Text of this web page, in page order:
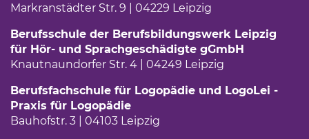
Markranstädter Str. 9 | 04229 Leipzig
Berufsschule der Berufsbildungswerk Leipzig
für Hör- und Sprachgeschädigte gGmbH
Knautnaundorfer Str. 4 | 04249 Leipzig
Berufsfachschule für Logopädie und LogoLei -
Praxis für Logopädie
Bauhofstr. 3 | 04103 Leipzig